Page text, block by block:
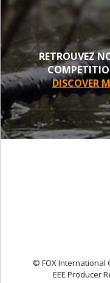
RETROUVEZ
DISCOVER
© FOX International
EEE Producer